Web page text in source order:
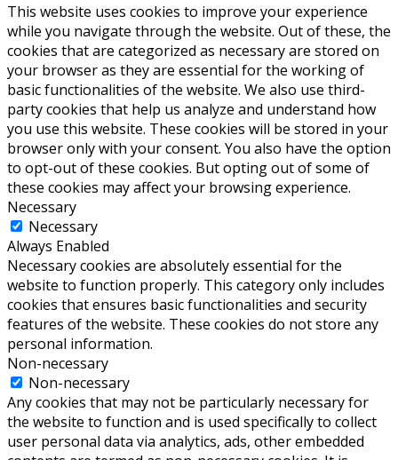
This website uses cookies to improve your experience
while you navigate through the website. Out of these, the
cookies that are categorized as necessary are stored on
your browser as they are essential for the working of
basic functionalities of the website. We also use third-
party cookies that help us analyze and understand how
you use this website. These cookies will be stored in your
browser only with your consent. You also have the option
to opt-out of these cookies. But opting out of some of
these cookies may affect your browsing experience.
Necessary
Necessary
Always Enabled
Necessary cookies are absolutely essential for the
website to function properly. This category only includes
cookies that ensures basic functionalities and security
features of the website. These cookies do not store any
personal information.
Non-necessary
Non-necessary
Any cookies that may not be particularly necessary for
the website to function and is used specifically to collect
user personal data via analytics, ads, other embedded